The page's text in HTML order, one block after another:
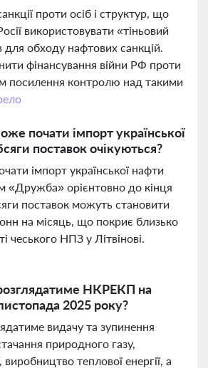
проти осіб і структур, що
використовувати «тіньовий
для обходу нафтових санкцій.
фінансування війни РФ проти
посилення контролю над такими
почати імпорт української
поставок очікуються?
імпорт української нафти
«Дружба» орієнтовно до кінця
поставок можуть становити
на місяць, що покриє близько
чеського НПЗ у Літвінові.
НКРЕКП на
2025 року?
видачу та зупинення
природного газу,
виробництво теплової енергії, а